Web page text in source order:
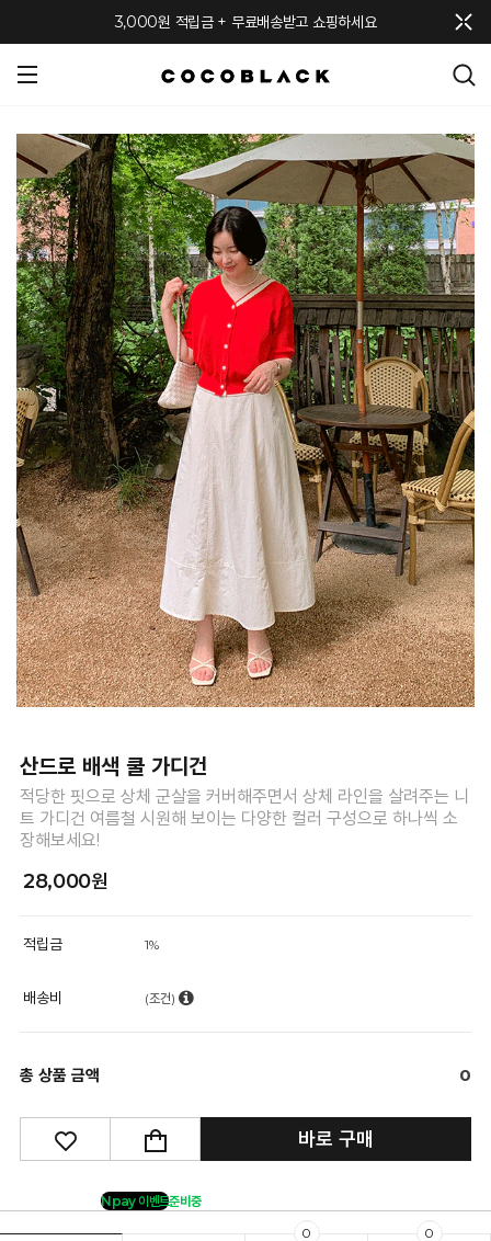
3,000원 적립금 + 무료배송받고 쇼핑하세요
산드로 배색 쿨 가디건
적당한 핏으로 상체 군살을 커버해주면서 상체 라인을 살려주는 니
트 가디건 여름철 시원해 보이는 다양한 컬러 구성으로 하나씩 소
장해보세요!
28,000원
적립금 1%
배송비 (조건)
총 상품 금액 0
바로 구매
Npay 이벤트준비중
0 0